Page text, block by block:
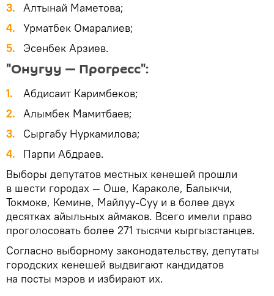
Алтынай Маметова;
Урматбек Омаралиев;
Эсенбек Арзиев.
"Онугуу — Прогресс":
Абдисаит Каримбеков;
Алымбек Мамитбаев;
Сыргабу Нуркамилова;
Парпи Абдраев.
Выборы депутатов местных кенешей прошли
в шести городах — Оше, Караколе, Балыкчи,
Токмоке, Кемине, Майлуу-Суу и в более двух
десятках айыльных аймаков. Всего имели право
проголосовать более 271 тысячи кыргызстанцев.
Согласно выборному законодательству, депутаты
городских кенешей выдвигают кандидатов
на посты мэров и избирают их.